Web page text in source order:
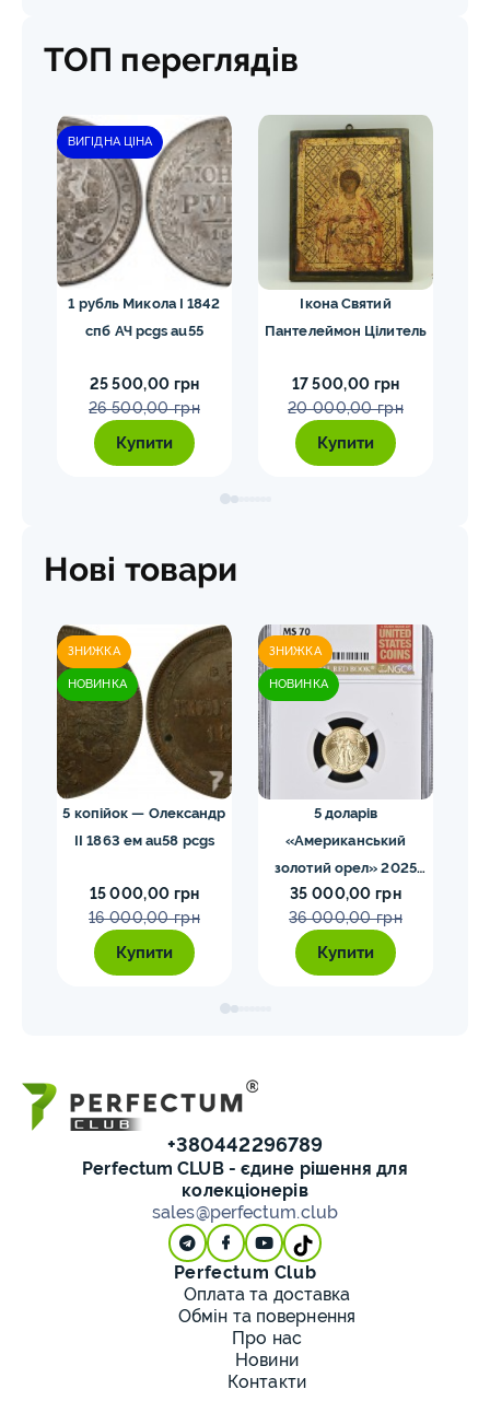
ТОП переглядів
ВИГІДНА ЦІНА
1 рубль Микола I 1842
спб АЧ pcgs au55
25 500,00 грн
26 500,00 грн
Купити
Ікона Святий
Пантелеймон Цілитель
17 500,00 грн
20 000,00 грн
Купити
Нові товари
ЗНИЖКА
НОВИНКА
5 копійок — Олександр
II 1863 ем au58 pcgs
15 000,00 грн
16 000,00 грн
Купити
ЗНИЖКА
НОВИНКА
5 доларів
«Американський
золотий орел» 2025
MS70 NGC орел тип2
35 000,00 грн
36 000,00 грн
Купити
+380442296789
Perfectum CLUB - єдине рішення для
колекціонерів
sales@perfectum.club
Perfectum Club
Оплата та доставка
Обмін та повернення
Про нас
Новини
Контакти